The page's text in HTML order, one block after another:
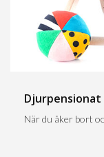
Djurpensionat
När du åker bort